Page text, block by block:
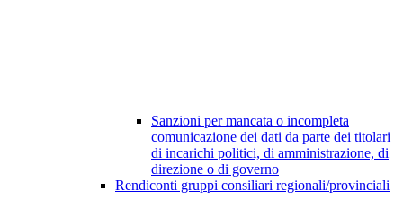
Sanzioni per mancata o incompleta
comunicazione dei dati da parte dei titolari
di incarichi politici, di amministrazione, di
direzione o di governo
Rendiconti gruppi consiliari regionali/provinciali